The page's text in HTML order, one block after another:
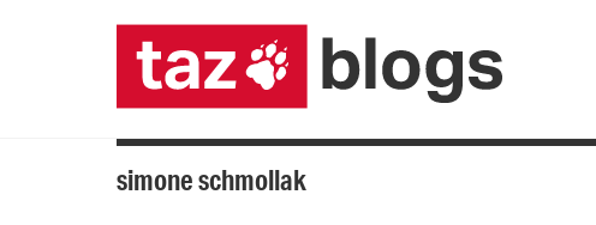
simone schmollak